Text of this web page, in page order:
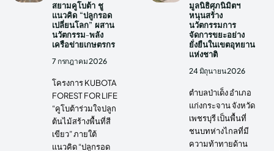
สยามคูโบต้า ชู
แนวคิด “ปลูกรอด
เปลี่ยนโลก” ผสาน
นวัตกรรม-พลัง
เครือข่ายเกษตรกร
7 กรกฎาคม 2026
โครงการ KUBOTA
FOREST FOR LIFE
“คูโบต้าร่วมใจปลูก
ต้นไม้สร้างพื้นที่สี
เขียว” ภายใต้
แนวคิด “ปลูกรอด
มูลนิธิศุภนิมิตฯ
หนุนสร้าง
นวัตกรรมการ
จัดการขยะอย่าง
ยั่งยืนในเขตอุทยาน
แห่งชาติ
24 มิถุนายน 2026
ตำบลป่าเด็ง อำเภอ
แก่งกระจาน จังหวัด
เพชรบุรี เป็นพื้นที่
ชนบทห่างไกลที่มี
ความท้าทายด้าน